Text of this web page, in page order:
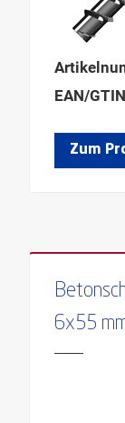
EAN/
Zum
6x55